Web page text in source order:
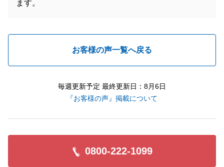
ます。
お客様の声一覧へ戻る
毎週更新予定 最終更新日：8月6日
『お客様の声』掲載について
0800-222-1099